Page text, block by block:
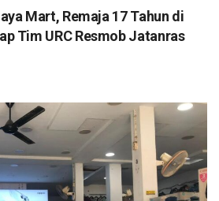
Mart, Remaja 17 Tahun di
Tim URC Resmob Jatanras